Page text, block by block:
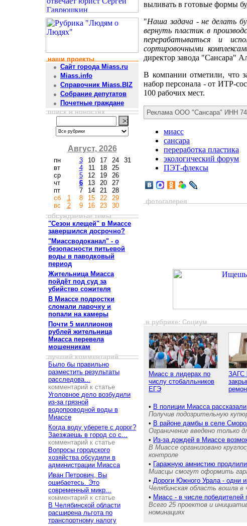
наши проекты
Сайт города Miass.ru
Miass.info
Справочник Miass.BIZ
Собрание депутатов
Почетные граждане
поиск в новостях
Август, 2026
пн
вт
ср
чт
пт
сб
вс
1
2
3
4
5
6
7
8
9
10
11
12
13
14
15
16
17
18
19
20
21
22
23
24
25
26
27
28
29
30
31
обсуждаемые темы
"Сезон клещей" в Миассе
завершился досрочно?
"Миассводоканал" - о
безопасности питьевой
воды в паводковый
период
Жительница Миасса
пойдёт под суд за
убийство сожителя
В Миассе подростки
сломали лавочку и
попали на камеры
Почти 5 миллионов
рублей жительница
Миасса перевела
мошенникам
лучший комментарий
Было бы правильно
разместить результаты
расследова...
комментарий к статье
Уголовное дело возбудили
из-за грязной
водопроводной воды в
Миассе
Когда воду уберете с дорог?
Заезжаешь в город со с...
комментарий к статье
Вопросы городского
хозяйства обсудили в
администрации Миасса
Иван Петрович, Вы
ошибаетесь. Это
современный микр...
комментарий к статье
В Челябинской области
расширена льгота по
транспортному налогу
выливать в готовые формы
"Наша задача - не делать
вернуть пластик в
перерабатываться и
сортировочными
директор завода "Сансара"
В компании отметили, что
набор персонала - от ИТР-
100 рабочих мест.
Реклама ООО "Сансара" ИНН
миасс
сансара
переработка пластика
экологический форум
ПЭТ-флексы
фотогалерея
в рубрике: Социум
Миасс в лидерах по
числу стобалльников
ЕГЭ
ЗАГС
• В полиции Миасса
Получив подозрительную
• В районе дамбы в селе
Ограничение введено только
• Из-за дождей в Миассе
В Миассе организовано
контроле
• Гаражную амнистию
Миасцы смогут оформить
• Дороги Южного Урала - одни
Челябинская область вошла в
• Миасс - в числе
Всего 25 проектов и
номинациях